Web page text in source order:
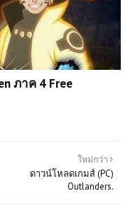
ภาค 4 Free
ใหม่กว่า
ดาวน์โหลดเกมส์ (PC)
Outlanders.